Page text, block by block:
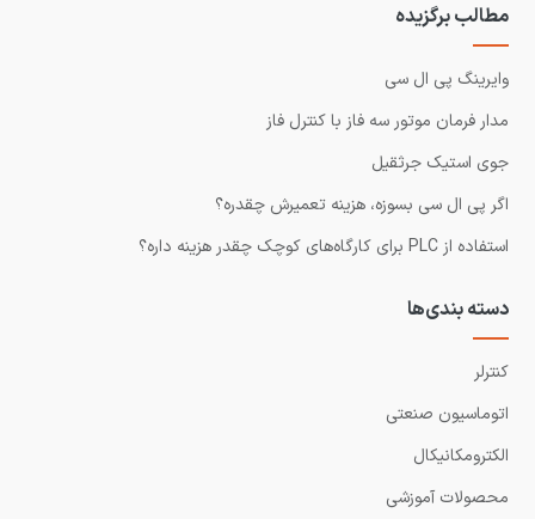
مطالب برگزیده
وایرینگ پی ال سی
مدار فرمان موتور سه فاز با کنترل فاز
جوی استیک جرثقیل
اگر پی ال سی بسوزه، هزینه تعمیرش چقدره؟
استفاده از PLC برای کارگاه‌های کوچک چقدر هزینه داره؟
دسته بندی‌ها
کنترلر
اتوماسیون صنعتی
الکترومکانیکال
محصولات آموزشی